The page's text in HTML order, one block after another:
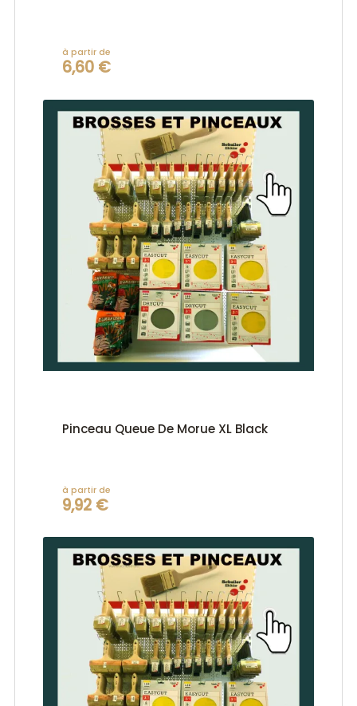
à partir de
6,60 €
Pinceau Queue De Morue XL Black
à partir de
9,92 €